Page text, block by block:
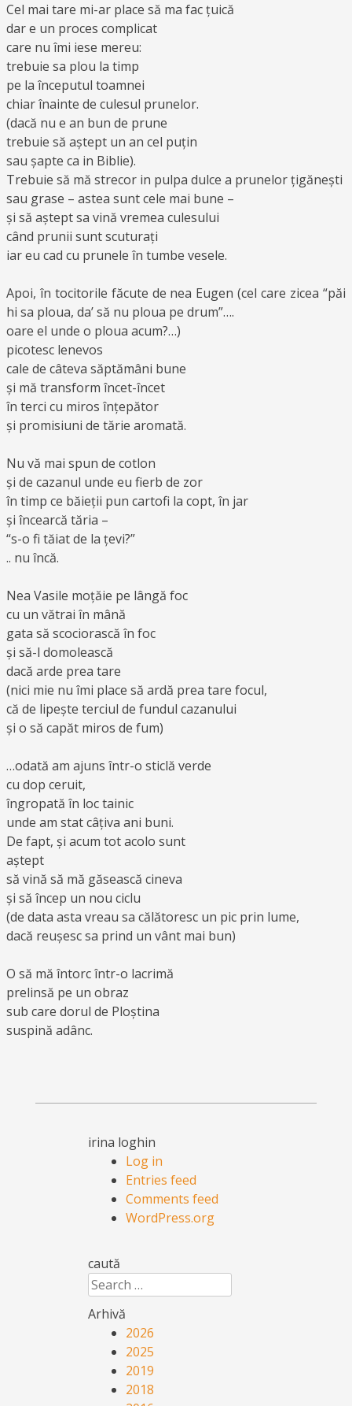
Cel mai tare mi-ar place să ma fac țuică
dar e un proces complicat
care nu îmi iese mereu:
trebuie sa plou la timp
pe la începutul toamnei
chiar înainte de culesul prunelor.
(dacă nu e an bun de prune
trebuie să aștept un an cel puțin
sau șapte ca in Biblie).
Trebuie să mă strecor in pulpa dulce a prunelor țigănești
sau grase – astea sunt cele mai bune –
și să aștept sa vină vremea culesului
când prunii sunt scuturați
iar eu cad cu prunele în tumbe vesele.
Apoi, în tocitorile făcute de nea Eugen (cel care zicea “păi
hi sa ploua, da’ să nu ploua pe drum”….
oare el unde o ploua acum?…)
picotesc lenevos
cale de câteva săptămâni bune
și mă transform încet-încet
în terci cu miros înțepător
și promisiuni de tărie aromată.
Nu vă mai spun de cotlon
și de cazanul unde eu fierb de zor
în timp ce băieții pun cartofi la copt, în jar
și încearcă tăria –
“s-o fi tăiat de la țevi?”
.. nu încă.
Nea Vasile moțăie pe lângă foc
cu un vătrai în mână
gata să scociorască în foc
și să-l domolească
dacă arde prea tare
(nici mie nu îmi place să ardă prea tare focul,
că de lipește terciul de fundul cazanului
și o să capăt miros de fum)
…odată am ajuns într-o sticlă verde
cu dop ceruit,
îngropată în loc tainic
unde am stat câțiva ani buni.
De fapt, și acum tot acolo sunt
aștept
să vină să mă găsească cineva
și să încep un nou ciclu
(de data asta vreau sa călătoresc un pic prin lume,
dacă reușesc sa prind un vânt mai bun)
O să mă întorc într-o lacrimă
prelinsă pe un obraz
sub care dorul de Ploștina
suspină adânc.
irina loghin
Log in
Entries feed
Comments feed
WordPress.org
caută
Search
Arhivă
2026
2025
2019
2018